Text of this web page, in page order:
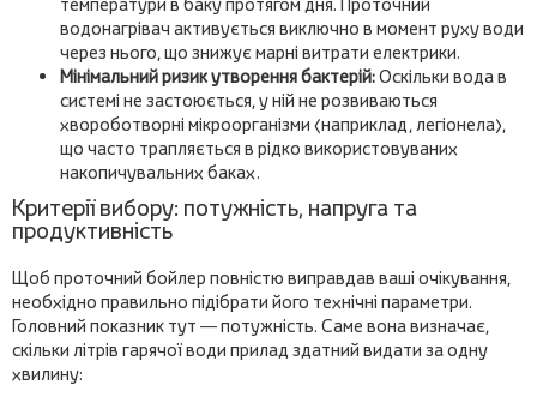
водонагрівач активується виключно в момент руху води
через нього, що знижує марні витрати електрики.
Мінімальний ризик утворення бактерій:Оскільки вода в
системі не застоюється, у ній не розвиваються
хвороботворні мікроорганізми (наприклад, легіонела),
що часто трапляється в рідко використовуваних
накопичувальних баках.
Критерії вибору: потужність, напруга та
продуктивність
Щоб проточний бойлер повністю виправдав ваші очікування,
необхідно правильно підібрати його технічні параметри.
Головний показник тут — потужність. Саме вона визначає,
скільки літрів гарячої води прилад здатний видати за одну
хвилину: